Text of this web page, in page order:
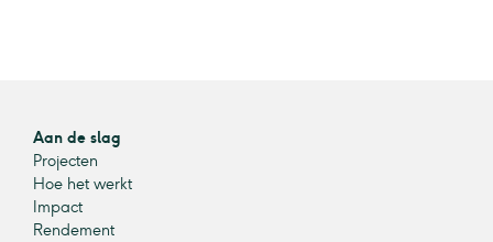
Aan de slag
Projecten
Hoe het werkt
Impact
Rendement